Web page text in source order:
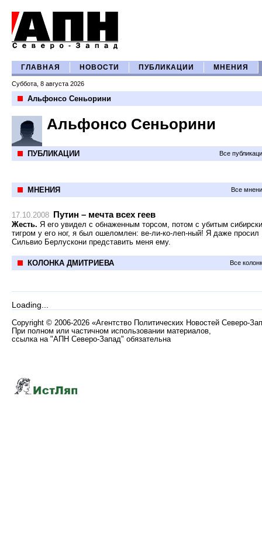
ГЛАВНАЯ НОВОСТИ ПУБЛИКАЦИИ МНЕНИЯ
Суббота, 8 августа 2026
Альфонсо Сеньорини
Альфонсо Сеньорини
ПУБЛИКАЦИИ Все
МНЕНИЯ Все
17.10.2008 Путин – мечта всех геев
Жесть. Я его увидел с обнаженным торсом, потом с убитым
тигром у его ног, я был ошеломлен: ве-ли-ко-леп-ный! Я даже просил
Сильвио Берлускони представить меня ему.
КОЛОНКА ДМИТРИЕВА Все
Loading...
Copyright © 2006-2026 «Агентство Политических Новостей Северо-
При полном или частичном использовании материалов,
ссылка на "АПН Северо-Запад" обязательна